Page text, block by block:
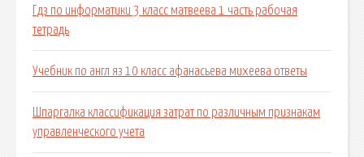
Гдз по информатики 3 класс матвеева 1 часть рабочая
тетрадь
Учебник по англ яз 10 класс афанасьева михеева ответы
Шпаргалка классификация затрат по различным признакам
управленческого учета